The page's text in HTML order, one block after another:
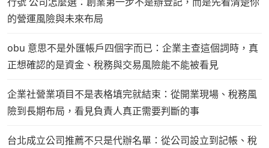
的營運風險與未來布局
obu 意思不是外匯帳戶四個字而已：企業主查這個詞時，真
正想確認的是資金、稅務與交易風險能不能被看見
企業社營業項目不是表格填完就結束：從開業現場、稅務風
險到長期布局，看見負責人真正需要判斷的事
台北成立公司推薦不只是代辦名單：從公司設立到記帳、稅